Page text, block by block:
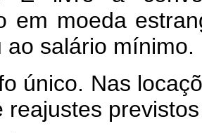
em moeda
ao salário mínimo.
único. Nas
reajustes